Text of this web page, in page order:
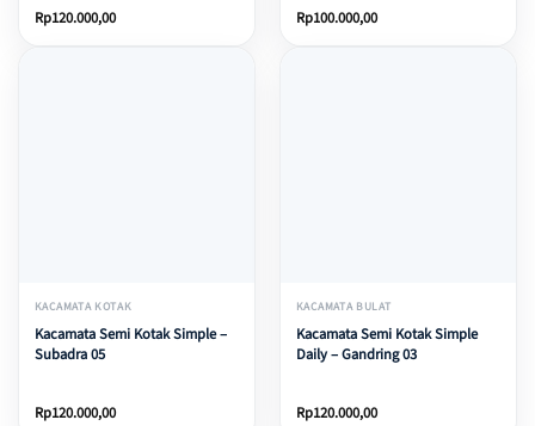
Rp120.000,00 Rp100.000,00
KACAMATA KOTAK
Kacamata Semi Kotak Simple –
Subadra 05
Rp120.000,00
KACAMATA BULAT
Kacamata Semi Kotak Simple
Daily – Gandring 03
Rp120.000,00